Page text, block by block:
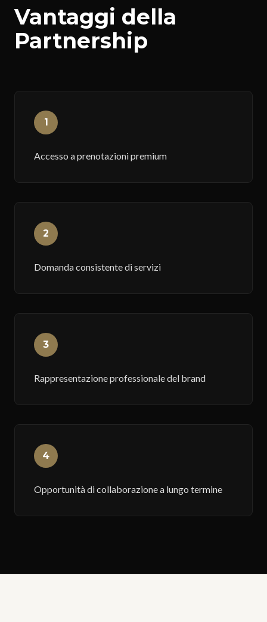
Vantaggi della
Partnership
1
Accesso a prenotazioni premium
2
Domanda consistente di servizi
3
Rappresentazione professionale del brand
4
Opportunità di collaborazione a lungo termine